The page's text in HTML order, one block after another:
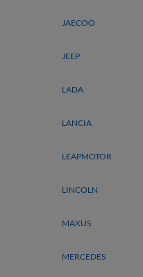
JAECOO
JEEP
LADA
LANCIA
LEAPMOTOR
LINCOLN
MAXUS
MERCEDES